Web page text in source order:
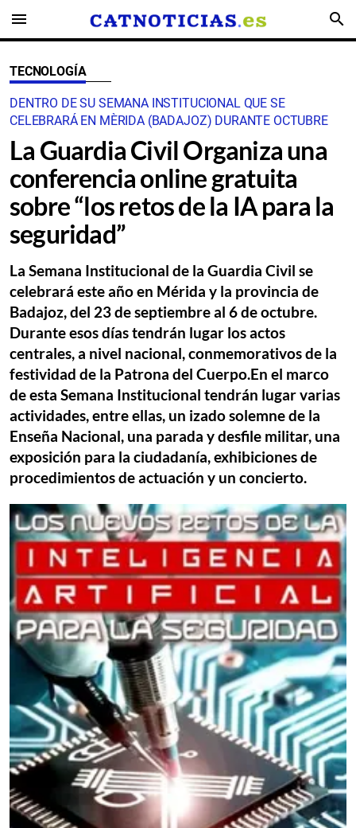
menu search
TECNOLOGÍA
DENTRO DE SU SEMANA INSTITUCIONAL QUE SE
CELEBRARÁ EN MÈRIDA (BADAJOZ) DURANTE OCTUBRE
La Guardia Civil Organiza una
conferencia online gratuita
sobre “los retos de la IA para la
seguridad”
La Semana Institucional de la Guardia Civil se
celebrará este año en Mérida y la provincia de
Badajoz, del 23 de septiembre al 6 de octubre.
Durante esos días tendrán lugar los actos
centrales, a nivel nacional, conmemorativos de la
festividad de la Patrona del Cuerpo.En el marco
de esta Semana Institucional tendrán lugar varias
actividades, entre ellas, un izado solemne de la
Enseña Nacional, una parada y desfile militar, una
exposición para la ciudadanía, exhibiciones de
procedimientos de actuación y un concierto.